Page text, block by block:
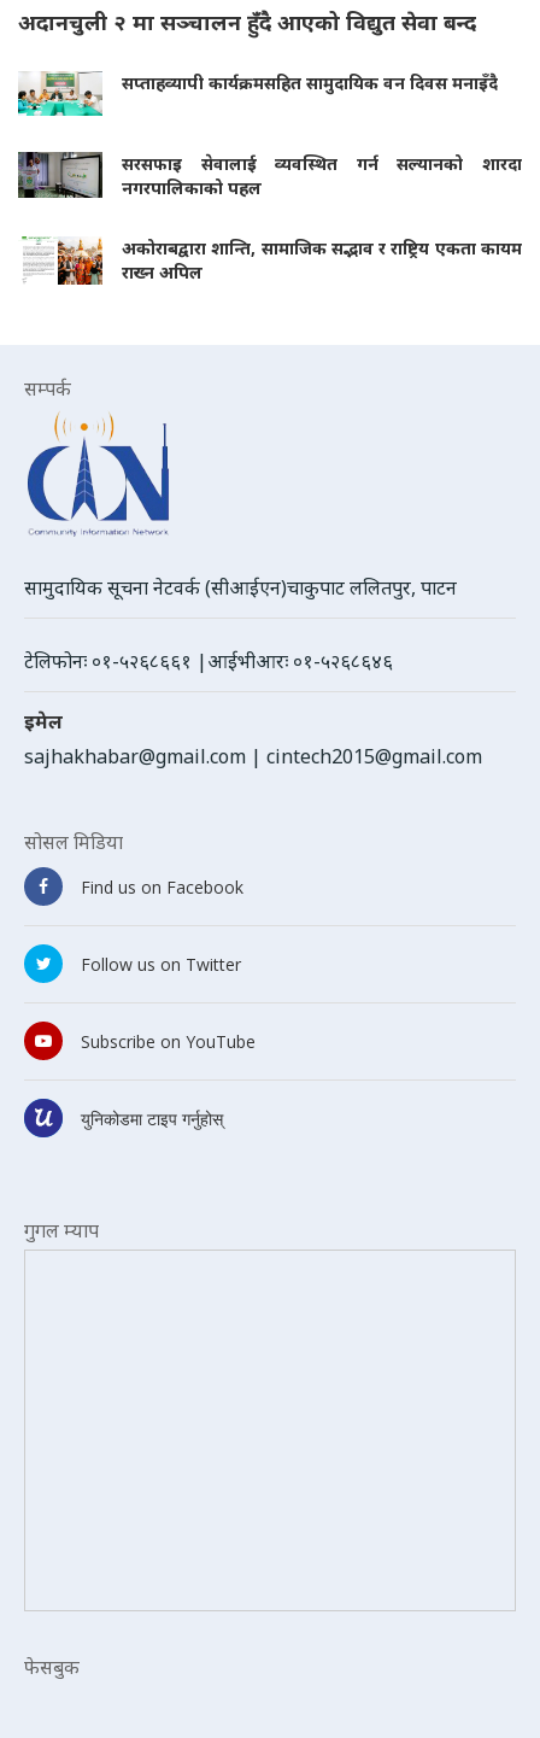
अदानचुली २ मा सञ्चालन हुँदै आएको विद्युत सेवा बन्द
सप्ताहव्यापी कार्यक्रमसहित सामुदायिक वन दिवस मनाइँदै
सरसफाइ सेवालाई व्यवस्थित गर्न सल्यानको शारदा
नगरपालिकाको पहल
अकोराबद्वारा शान्ति, सामाजिक सद्भाव र राष्ट्रिय एकता कायम
राख्न अपिल
सम्पर्क
सामुदायिक सूचना नेटवर्क (सीआईएन)चाकुपाट ललितपुर, पाटन
टेलिफोनः ०१-५२६८६६१ |आईभीआरः ०१-५२६८६४६
इमेल
sajhakhabar@gmail.com | cintech2015@gmail.com
सोसल मिडिया
Find us on Facebook
Follow us on Twitter
Subscribe on YouTube
युनिकोडमा टाइप गर्नुहोस्
गुगल म्याप
फेसबुक